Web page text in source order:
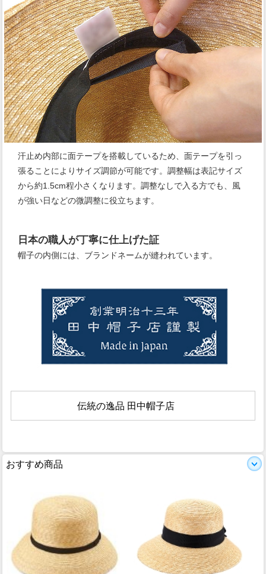
汗止め内部に面テープを搭載しているため、面テープを引っ
張ることによりサイズ調節が可能です。調整幅は表記サイズ
から約1.5cm程小さくなります。調整なしで入る方でも、風
が強い日などの微調整に役立ちます。
日本の職人が丁寧に仕上げた証
帽子の内側には、ブランドネームが縫われています。
伝統の逸品 田中帽子店
おすすめ商品